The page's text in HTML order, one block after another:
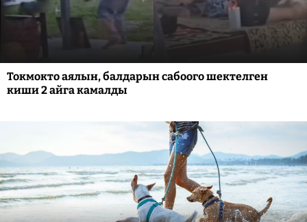
Токмокто аялын, балдарын сабоого шектелген
киши 2 айга камалды